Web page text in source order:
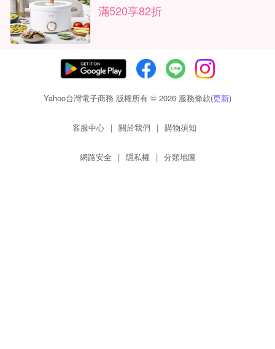
滿520享82折
Yahoo台灣電子商務 版權所有 © 2026 服務條款(更新)
客服中心 | 關於我們 | 購物須知
網路安全 | 隱私權 | 分類地圖